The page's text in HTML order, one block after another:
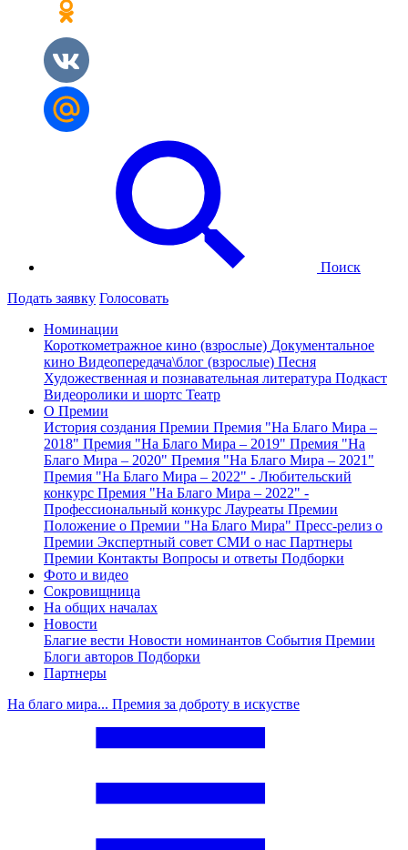
Поиск
Подать заявку Голосовать
Номинации
Короткометражное кино (взрослые) Документальное
кино Видеопередача\блог (взрослые) Песня
Художественная и познавательная литература Подкаст
Видеоролики и шортс Театр
О Премии
История создания Премии Премия "На Благо Мира –
2018" Премия "На Благо Мира – 2019" Премия "На
Благо Мира – 2020" Премия "На Благо Мира – 2021"
Премия "На Благо Мира – 2022" - Любительский
конкурс Премия "На Благо Мира – 2022" -
Профессиональный конкурс Лауреаты Премии
Положение о Премии "На Благо Мира" Пресс-релиз о
Премии Экспертный совет СМИ о нас Партнеры
Премии Контакты Вопросы и ответы Подборки
Фото и видео
Сокровищница
На общих началах
Новости
Благие вести Новости номинантов События Премии
Блоги авторов Подборки
Партнеры
На благо мира... Премия за доброту в искустве